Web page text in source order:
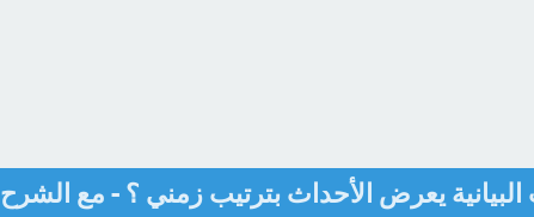
يعرض الأحداث بترتيب زمني ؟ - مع الشرح